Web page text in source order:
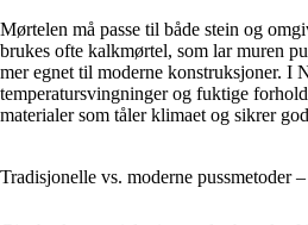
Mørtelen må passe til både stein og
brukes ofte kalkmørtel, som lar muren
mer egnet til moderne konstruksjoner. I
temperatursvingninger og fuktige
materialer som tåler klimaet og sikrer
Tradisjonelle vs. moderne pussmetoder